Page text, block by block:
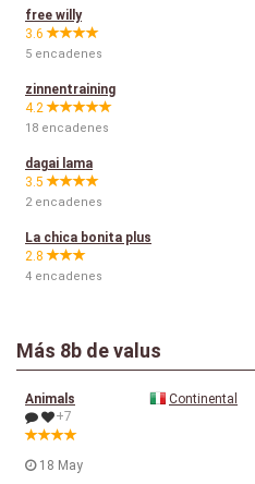
free willy
3.6
5 encadenes
zinnentraining
4.2
18 encadenes
dagai lama
3.5
2 encadenes
La chica bonita plus
2.8
4 encadenes
Más 8b de valus
Animals
+7
18 May
Continental